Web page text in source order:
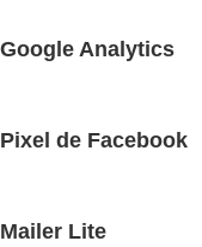
Google Analytics
Pixel de Facebook
Mailer Lite